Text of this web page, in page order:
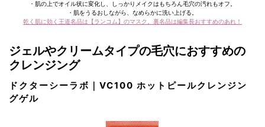
・肌の上でオイル状に変化し、しっかりメイクはもちろん毛穴の汚れもオフ。
・肌をうるおしながら、なめらかに洗い上げる。
乾く肌に効く王道名品は【ランコム】のマスク。裏名品は編集長おすすめのあれ！
ジェルやクリームタイプの毛穴におすすめの
クレンジング
ドクターシーラボ｜VC100 ホットピールクレンジン
グゲル